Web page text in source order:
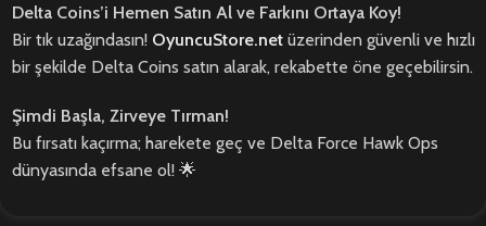
Delta Coins’i Hemen Satın Al ve Farkını Ortaya Koy!
Bir tık uzağındasın! OyuncuStore.net üzerinden güvenli ve hızlı
bir şekilde Delta Coins satın alarak, rekabette öne geçebilirsin.
Şimdi Başla, Zirveye Tırman!
Bu fırsatı kaçırma; harekete geç ve Delta Force Hawk Ops
dünyasında efsane ol! 🌟